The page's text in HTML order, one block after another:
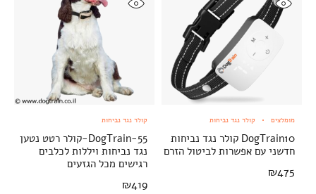
מומלצים קולר נגד נביחות
DogTrain10 קולר נגד נביחות
חדשני עם אפשרות לביטול הזרם
₪475
קולר נגד נביחות
DogTrain-55-קולר רטט נטען
נגד נביחות ויללות לכלבים
רגישים מכל הגזעים
₪419